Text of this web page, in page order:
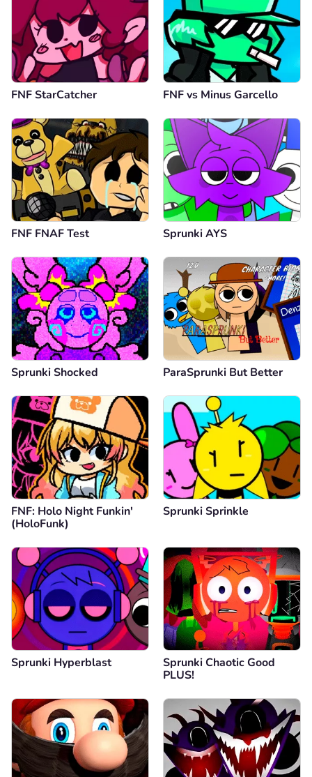
FNF StarCatcher FNF vs Minus Garcello
FNF FNAF Test Sprunki AYS
Sprunki Shocked ParaSprunki But Better
FNF: Holo Night Funkin'
(HoloFunk)
Sprunki Sprinkle
Sprunki Hyperblast
Sprunki Chaotic Good
PLUS!